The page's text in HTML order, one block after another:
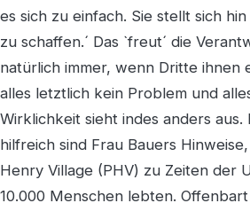
es sich zu einfach. Sie stellt sich
zu schaffen.´ Das `freut´ die
natürlich immer, wenn Dritte ihnen
alles letztlich kein Problem und
Wirklichkeit sieht indes anders aus.
hilfreich sind Frau Bauers
Henry Village (PHV) zu Zeiten der
10.000 Menschen lebten.